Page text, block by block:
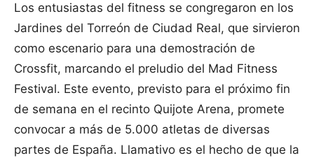
Los entusiastas del fitness se congregaron en los
Jardines del Torreón de Ciudad Real, que sirvieron
como escenario para una demostración de
Crossfit, marcando el preludio del Mad Fitness
Festival. Este evento, previsto para el próximo fin
de semana en el recinto Quijote Arena, promete
convocar a más de 5.000 atletas de diversas
partes de España. Llamativo es el hecho de que la